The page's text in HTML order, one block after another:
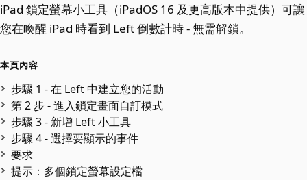
iPad 鎖定螢幕小工具（iPadOS 16 及更高版本中提供）可讓
您在喚醒 iPad 時看到 Left 倒數計時 - 無需解鎖。
本頁內容
步驟 1 - 在 Left 中建立您的活動
第 2 步 - 進入鎖定畫面自訂模式
步驟 3 - 新增 Left 小工具
步驟 4 - 選擇要顯示的事件
要求
提示：多個鎖定螢幕設定檔